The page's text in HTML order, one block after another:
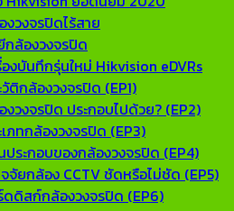
งวงจรปิดไร้สาย
กล้องวงจรปิด
องบันทึกรุ่นใหม่ Hikvision eDVRs
วัติกล้องวงจรปิด (EP1)
งวงจรปิด ประกอบไปด้วย? (EP2)
เภทกล้องวงจรปิด (EP3)
ประกอบของกล้องวงจรปิด (EP4)
จัยกล้อง CCTV ชัดหรือไม่ชัด (EP5)
ดดิสก์กล้องวงจรปิด (EP6)